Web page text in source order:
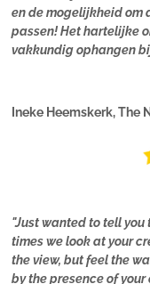
en de mogelijkheid om
passen! Het hartelijke
vakkundig ophangen
Ineke Heemskerk, The
"Just wanted to tell you
times we look at your
the view, but feel the
by the presence of